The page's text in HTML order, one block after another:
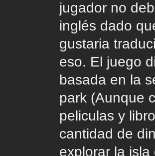
jugador no
inglés dado
gustaria
eso. El juego
basada en la
park (Aunque
peliculas y
cantidad de
explorar la